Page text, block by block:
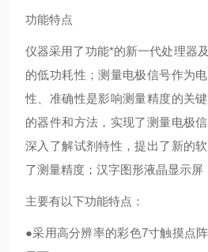
功能特点
仪器采用了功能*的新一代处理器
的低功耗性；测量电极信号作为
性、准确性是影响测量精度的关
的器件和方法，实现了测量电极
深入了解试剂特性，提出了新的
了测量精度；汉字图形液晶显示屏
主要有以下功能特点：
●采用高分辨率的彩色7寸触摸点